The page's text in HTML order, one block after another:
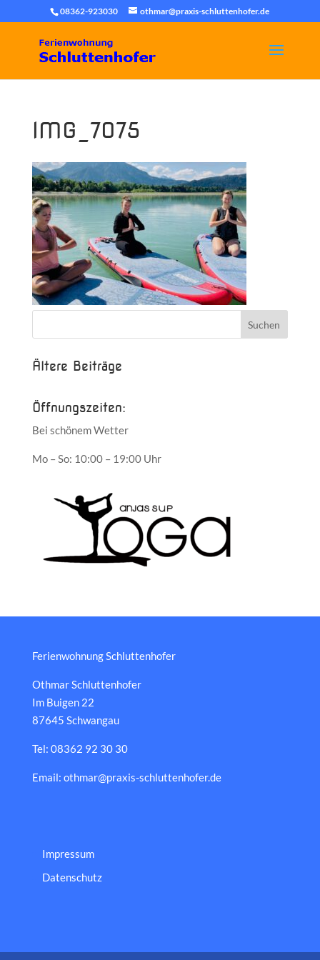
08362-923030 othmar@praxis-schluttenhofer.de
IMG_7075
Ältere Beiträge
Öffnungszeiten:
Bei schönem Wetter
Mo – So: 10:00 – 19:00 Uhr
Ferienwohnung Schluttenhofer
Othmar Schluttenhofer
Im Buigen 22
87645 Schwangau
Tel: 08362 92 30 30
Email: othmar@praxis-schluttenhofer.de
Impressum
Datenschutz